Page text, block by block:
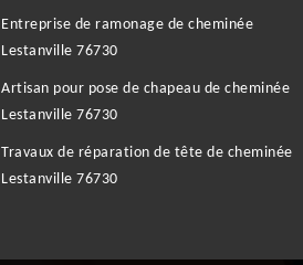
Entreprise de ramonage de cheminée
Lestanville 76730
Artisan pour pose de chapeau de cheminée
Lestanville 76730
Travaux de réparation de tête de cheminée
Lestanville 76730